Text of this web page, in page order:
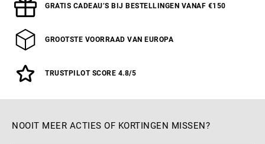
GRATIS CADEAU’S BIJ BESTELLINGEN VANAF €150
GROOTSTE VOORRAAD VAN EUROPA
TRUSTPILOT SCORE 4.8/5
NOOIT MEER ACTIES OF KORTINGEN MISSEN?